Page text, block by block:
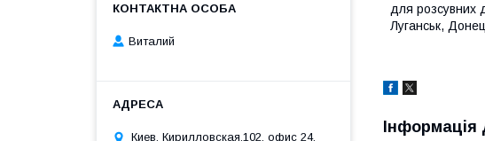
для розсувних
Луганськ,
Виталий
Киев, Кирилловская,102, офис 24,